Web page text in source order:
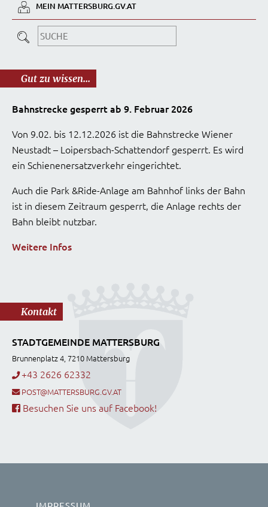
MEIN MATTERSBURG.GV.AT
Gut zu wissen...
Bahnstrecke gesperrt ab 9. Februar 2026
Von 9.02. bis 12.12.2026 ist die Bahnstrecke Wiener
Neustadt – Loipersbach-Schattendorf gesperrt. Es wird
ein Schienenersatzverkehr eingerichtet.
Auch die Park &Ride-Anlage am Bahnhof links der Bahn
ist in diesem Zeitraum gesperrt, die Anlage rechts der
Bahn bleibt nutzbar.
Weitere Infos
Kontakt
STADTGEMEINDE MATTERSBURG
Brunnenplatz 4, 7210 Mattersburg
+43 2626 62332
POST@MATTERSBURG.GV.AT
Besuchen Sie uns auf Facebook!